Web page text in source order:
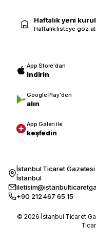
Haftalık yeni
Haftalık listeye göz
App Store'dan
indirin
Google Play'den
alın
App Galeri ile
keşfedin
İstanbul Ticaret Gazetesi
İstanbul
+90 212 467 65 15
© 2026 İstanbul Ticaret